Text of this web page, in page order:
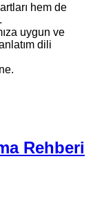
hem de
uygun ve
dili
Rehberi